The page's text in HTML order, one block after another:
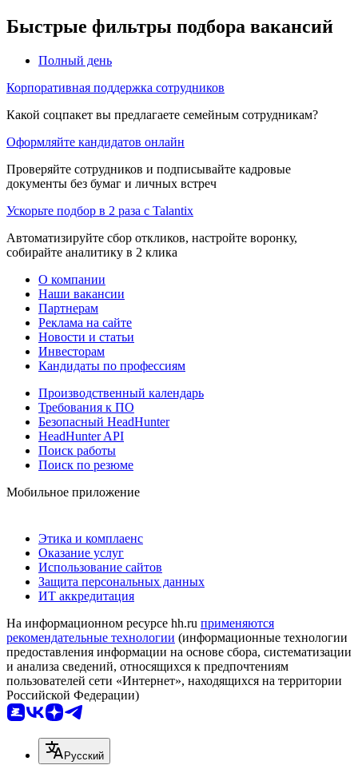
Быстрые фильтры подбора вакансий
Полный день
Корпоративная поддержка сотрудников
Какой соцпакет вы предлагаете семейным сотрудникам?
Оформляйте кандидатов онлайн
Проверяйте сотрудников и подписывайте кадровые
документы без бумаг и личных встреч
Ускорьте подбор в 2 раза с Talantix
Автоматизируйте сбор откликов, настройте воронку,
собирайте аналитику в 2 клика
О компании
Наши вакансии
Партнерам
Реклама на сайте
Новости и статьи
Инвесторам
Кандидаты по профессиям
Производственный календарь
Требования к ПО
Безопасный HeadHunter
HeadHunter API
Поиск работы
Поиск по резюме
Мобильное приложение
Этика и комплаенс
Оказание услуг
Использование сайтов
Защита персональных данных
ИТ аккредитация
На информационном ресурсе hh.ru применяются
рекомендательные технологии (информационные технологии
предоставления информации на основе сбора, систематизации
и анализа сведений, относящихся к предпочтениям
пользователей сети «Интернет», находящихся на территории
Российской Федерации)
Русский